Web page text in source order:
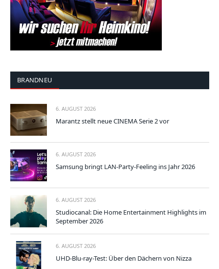
BRANDNEU
6. AUGUST 2026
Marantz stellt neue CINEMA Serie 2 vor
6. AUGUST 2026
Samsung bringt LAN-Party-Feeling ins Jahr 2026
6. AUGUST 2026
Studiocanal: Die Home Entertainment Highlights im
September 2026
6. AUGUST 2026
UHD-Blu-ray-Test: Über den Dächern von Nizza